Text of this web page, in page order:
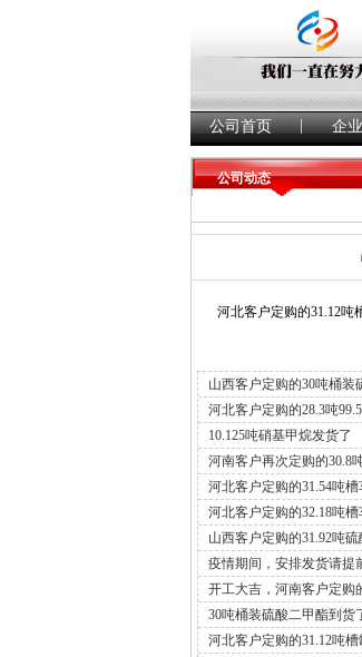
公司首页 | 企
公司动态
河北客户定购的31.12吨
山西客户定购的30吨桶装
河北客户定购的28.3吨
10.125吨硝基甲烷发货了
河南客户再次定购的30.8
河北客户定购的31.54吨
河北客户定购的32.18吨
山西客户定购的31.92吨
疫情期间，安排发货请提
开工大吉，河南客户定购
30吨桶装硫酸二甲酯到货
河北客户定购的31.12吨